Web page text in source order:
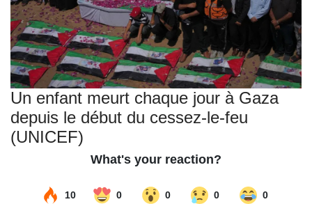
Un enfant meurt chaque jour à Gaza
depuis le début du cessez-le-feu
(UNICEF)